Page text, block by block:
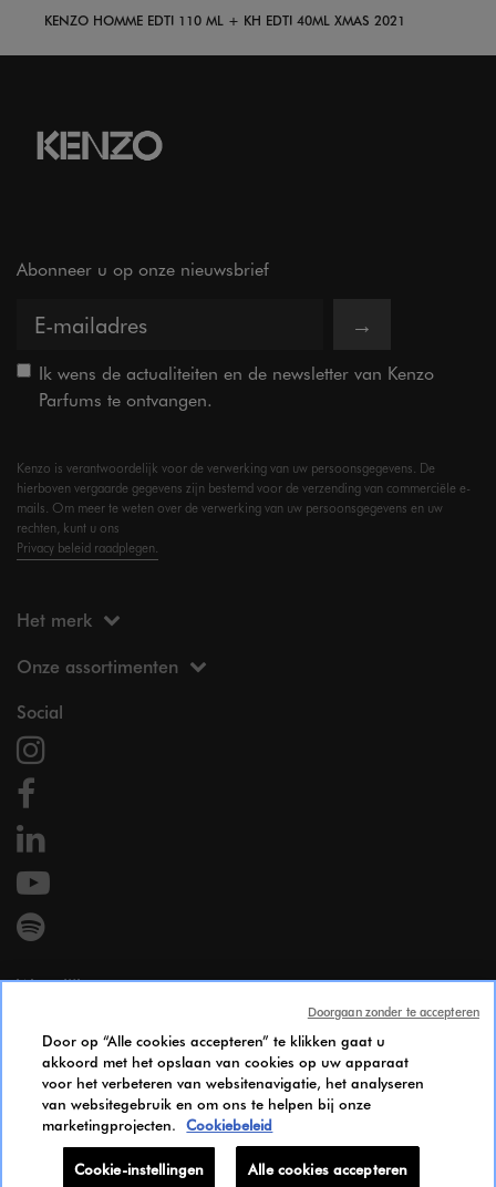
KENZO HOMME EDTI 110 ML + KH EDTI 40ML XMAS 2021
Abonneer u op onze nieuwsbrief
→
Ik wens de actualiteiten en de newsletter van Kenzo
Parfums te ontvangen.
Kenzo is verantwoordelijk voor de verwerking van uw persoonsgegevens. De
hierboven vergaarde gegevens zijn bestemd voor de verzending van commerciële e-
mails. Om meer te weten over de verwerking van uw persoonsgegevens en uw
rechten, kunt u ons
Privacy beleid raadplegen.
Het merk
Onze assortimenten
Social
Wettelijk
Persoonsgegevens
Cookie Policy
Gendergelijkheid Index
Candidates Information Notice
Bereikbaarheid
Door op “Alle cookies accepteren” te klikken gaat u
akkoord met het opslaan van cookies op uw apparaat
voor het verbeteren van websitenavigatie, het analyseren
van websitegebruik en om ons te helpen bij onze
marketingprojecten.
Cookiebeleid
Cookie-instellingen Alle cookies accepteren
Doorgaan zonder te accepteren